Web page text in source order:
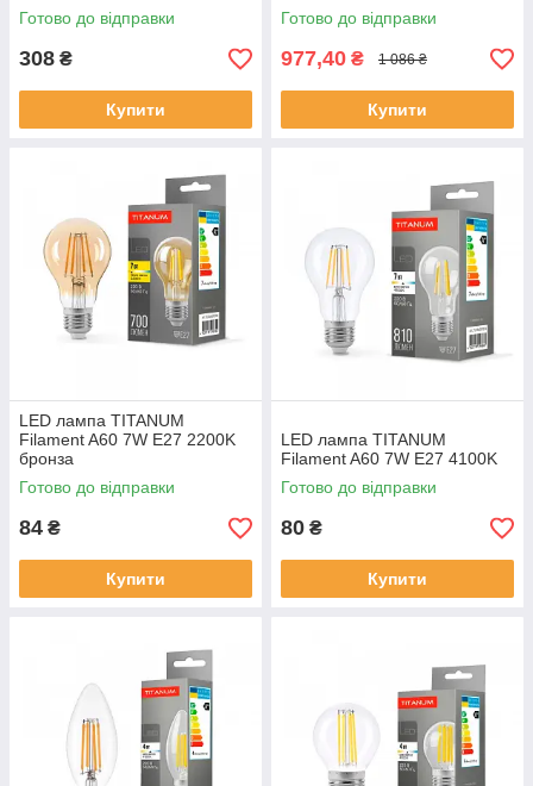
Готово до відправки
308 ₴
Купити
Готово до відправки
977,40 ₴ 1 086 ₴
Купити
LED лампа TITANUM
Filament A60 7W E27 2200K
бронза
Готово до відправки
84 ₴
Купити
LED лампа TITANUM
Filament A60 7W E27 4100K
Готово до відправки
80 ₴
Купити